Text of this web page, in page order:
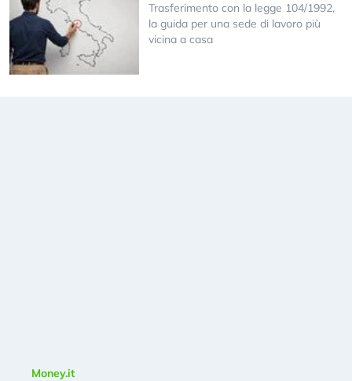
Trasferimento con la legge 104/1992,
la guida per una sede di lavoro più
vicina a casa
Money.it